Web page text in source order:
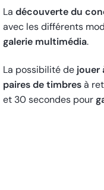
La découverte du
avec les différents
galerie multimédia.
La possibilité de jouer
paires de timbresà
et 30 secondes pour